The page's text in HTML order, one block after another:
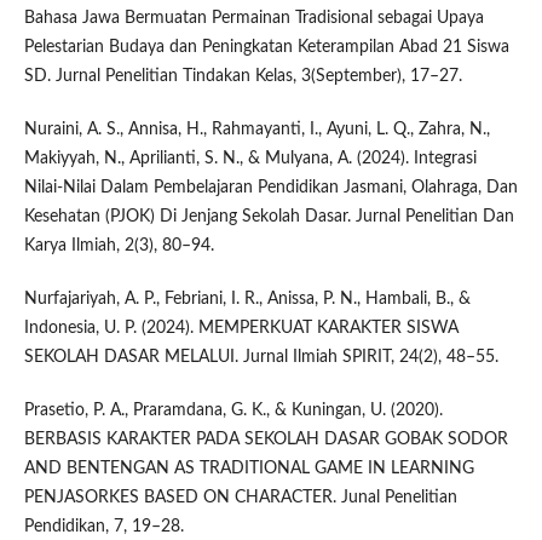
Bahasa Jawa Bermuatan Permainan Tradisional sebagai Upaya
Pelestarian Budaya dan Peningkatan Keterampilan Abad 21 Siswa
SD. Jurnal Penelitian Tindakan Kelas, 3(September), 17–27.
Nuraini, A. S., Annisa, H., Rahmayanti, I., Ayuni, L. Q., Zahra, N.,
Makiyyah, N., Aprilianti, S. N., & Mulyana, A. (2024). Integrasi
Nilai-Nilai Dalam Pembelajaran Pendidikan Jasmani, Olahraga, Dan
Kesehatan (PJOK) Di Jenjang Sekolah Dasar. Jurnal Penelitian Dan
Karya Ilmiah, 2(3), 80–94.
Nurfajariyah, A. P., Febriani, I. R., Anissa, P. N., Hambali, B., &
Indonesia, U. P. (2024). MEMPERKUAT KARAKTER SISWA
SEKOLAH DASAR MELALUI. Jurnal Ilmiah SPIRIT, 24(2), 48–55.
Prasetio, P. A., Praramdana, G. K., & Kuningan, U. (2020).
BERBASIS KARAKTER PADA SEKOLAH DASAR GOBAK SODOR
AND BENTENGAN AS TRADITIONAL GAME IN LEARNING
PENJASORKES BASED ON CHARACTER. Junal Penelitian
Pendidikan, 7, 19–28.